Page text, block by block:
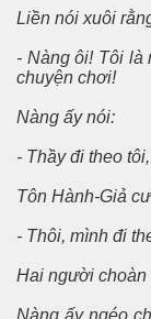
Liền nói xuôi
- Nàng ôi! Tôi là
chuyện chơi!
Nàng ấy nói:
- Thầy đi theo
Tôn Hành-Giả
- Thôi, mình đi
Hai người choàn
Nàng ấy ngéo